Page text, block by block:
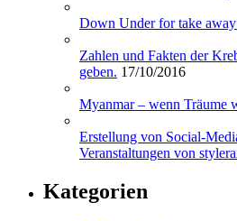
Down Under for take away
Zahlen und Fakten der
geben. 17/10/2016
Myanmar – wenn Träume
Erstellung von Social-
Veranstaltungen von
Kategorien